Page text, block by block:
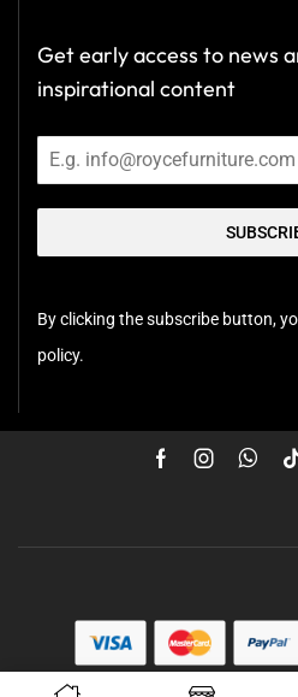
Get early access to news
inspirational content
By clicking the subscribe button,
policy.